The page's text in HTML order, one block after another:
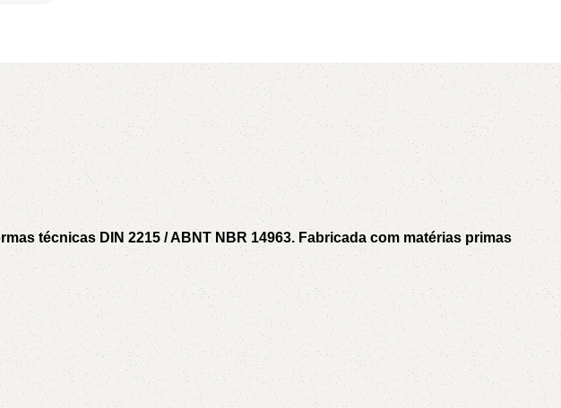
PK PK
SPZ
técnicas DIN 2215 / ABNT NBR 14963. Fabricada com matérias primas